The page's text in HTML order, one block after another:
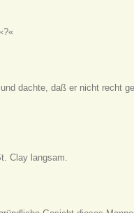
dachte, daß er nicht recht
Clay langsam.